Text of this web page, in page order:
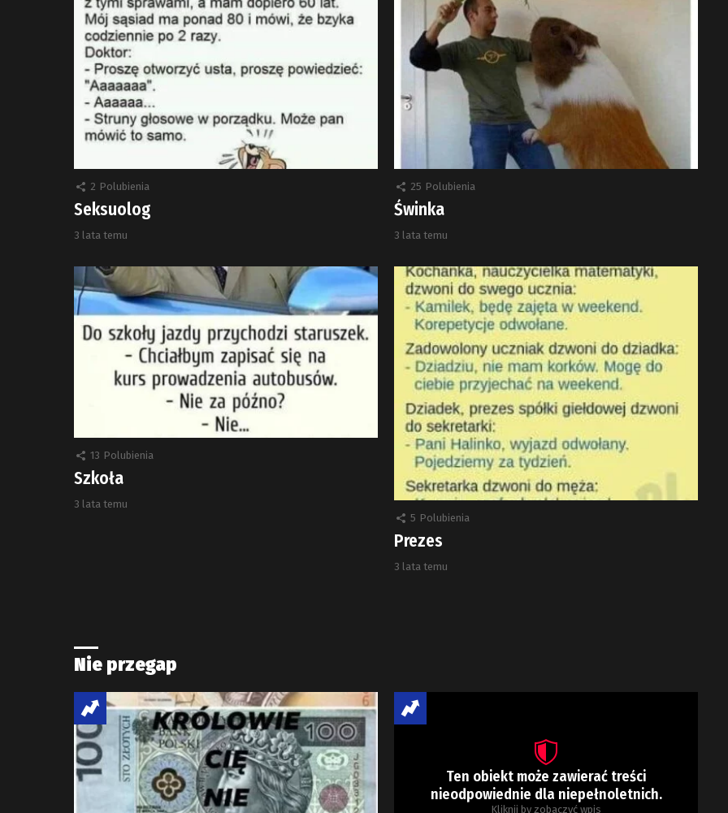
2 Polubienia
Seksuolog
3 lata temu
25 Polubienia
Świnka
3 lata temu
13 Polubienia
Szkoła
3 lata temu
5 Polubienia
Prezes
3 lata temu
Nie przegap
Ten obiekt może zawierać treści
nieodpowiednie dla niepełnoletnich.
Kliknij by zobaczyć wpis